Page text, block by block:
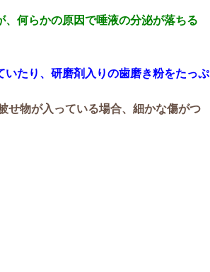
何らかの原因で唾液の分泌が落ちる
たり、研磨剤入りの歯磨き粉をたっぷ
物が入っている場合、細かな傷がつ